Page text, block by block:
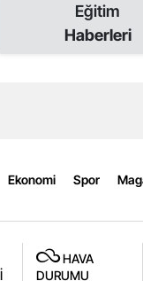
Eğitim
Haberleri
Ekonomi Spor
HAVA
DURUMU